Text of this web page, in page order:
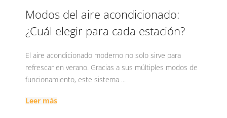
Modos del aire acondicionado:
¿Cuál elegir para cada estación?
El aire acondicionado moderno no solo sirve para
refrescar en verano. Gracias a sus múltiples modos de
funcionamiento, este sistema ...
Leer más